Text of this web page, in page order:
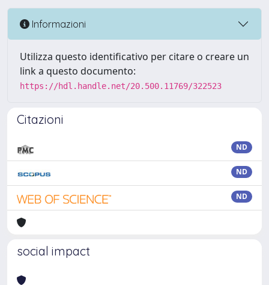
Informazioni
Utilizza questo identificativo per citare o creare un
link a questo documento:
https://hdl.handle.net/20.500.11769/322523
Citazioni
ND
ND
ND
social impact